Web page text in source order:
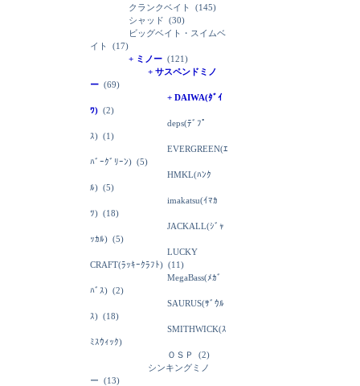
クランクベイト
(145)
シャッド (30)
ビッグベイト・スイムベ
イト
(17)
+ ミノー (121)
+ サスペンドミノ
ー (69)
+ DAIWA(ﾀﾞｲ
ﾜ) (2)
deps(ﾃﾞﾌﾟ
ｽ) (1)
EVERGREEN(ｴ
ﾊﾞｰｸﾞﾘｰﾝ) (5)
HMKL(ﾊﾝｸ
ﾙ) (5)
imakatsu(ｲﾏｶ
ﾂ) (18)
JACKALL(ｼﾞｬ
ｯｶﾙ) (5)
LUCKY
CRAFT(ﾗｯｷｰｸﾗﾌﾄ) (11)
MegaBass(ﾒｶﾞ
ﾊﾞｽ) (2)
SAURUS(ｻﾞｳﾙ
ｽ) (18)
SMITHWICK(ｽ
ﾐｽｳｨｯｸ)
ＯＳＰ
(2)
シンキングミノ
ー (13)